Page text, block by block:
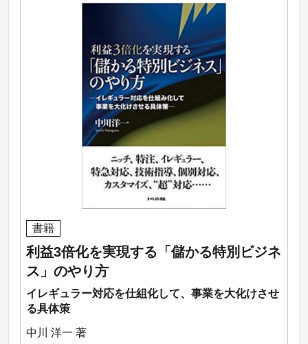
書籍
利益3倍化を実現する「儲かる特別ビジネ
ス」のやり方
イレギュラー対応を仕組化して、事業を大化けさせ
る具体策
中川 洋一 著